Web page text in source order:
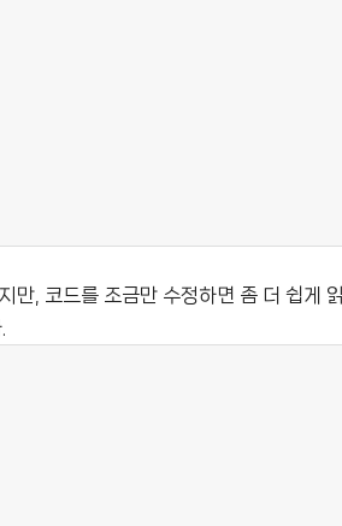
만, 코드를 조금만 수정하면 좀 더 쉽게